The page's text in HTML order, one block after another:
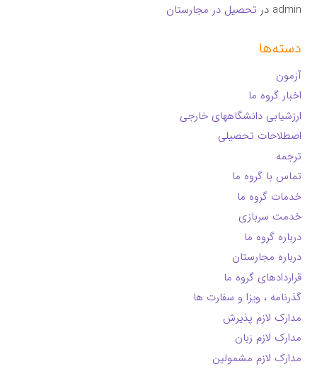
admin در تحصیل در مجارستان
دسته‌ها
آزمون
اخبار گروه ما
ارزشیابی دانشگاههای خارجی
اصطلاحات تحصیلی
ترجمه
تماس با گروه ما
خدمات گروه ما
خدمت سربازی
درباره گروه ما
درباره مجارستان
قراردادهای گروه ما
گذرنامه ، ویزا و سفارت ها
مدارک لازم پذیرش
مدارک لازم زبان
مدارک لازم مشمولین